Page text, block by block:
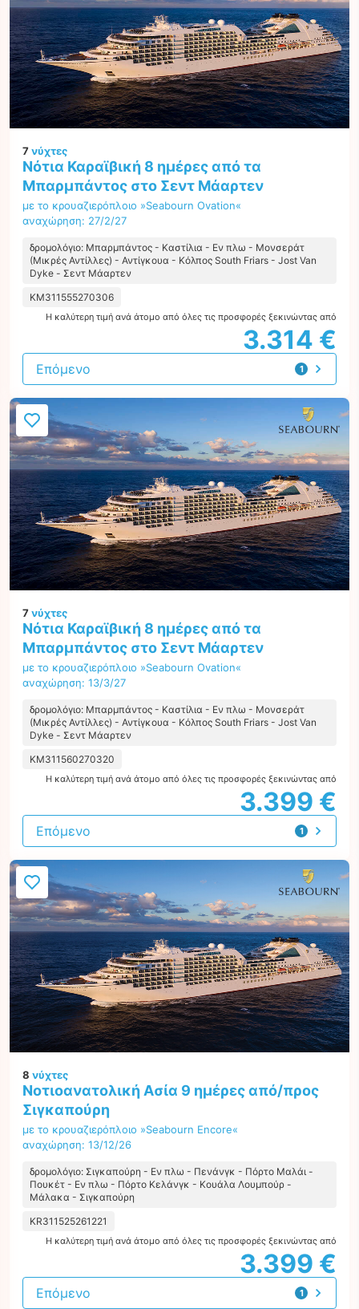
7νύχτες
Νότια Καραϊβική 8 ημέρες από τα
Μπαρμπάντος στο Σεντ Μάαρτεν
με το κρουαζιερόπλοιο »Seabourn Ovation«
αναχώρηση: 27/2/27
δρομολόγιο: Μπαρμπάντος - Καστίλια - Εν πλω - Μονσεράτ
(Μικρές Αντίλλες) - Αντίγκουα - Κόλπος South Friars - Jost Van
Dyke - Σεντ Μάαρτεν
KM311555270306
Η καλύτερη τιμή ανά άτομο από όλες τις προσφορές ξεκινώντας από
3.314 €
1
προσφορά
Επόμενο
7νύχτες
Νότια Καραϊβική 8 ημέρες από τα
Μπαρμπάντος στο Σεντ Μάαρτεν
με το κρουαζιερόπλοιο »Seabourn Ovation«
αναχώρηση: 13/3/27
δρομολόγιο: Μπαρμπάντος - Καστίλια - Εν πλω - Μονσεράτ
(Μικρές Αντίλλες) - Αντίγκουα - Κόλπος South Friars - Jost Van
Dyke - Σεντ Μάαρτεν
KM311560270320
Η καλύτερη τιμή ανά άτομο από όλες τις προσφορές ξεκινώντας από
3.399 €
1
προσφορά
Επόμενο
8 νύχτες
Νοτιοανατολική Ασία 9 ημέρες από/προς
Σιγκαπούρη
με το κρουαζιερόπλοιο »Seabourn Encore«
αναχώρηση: 13/12/26
δρομολόγιο: Σιγκαπούρη - Εν πλω - Πενάνγκ - Πόρτο Μαλάι -
Πουκέτ - Εν πλω - Πόρτο Κελάνγκ - Κουάλα Λουμπούρ -
Μάλακα - Σιγκαπούρη
KR311525261221
Η καλύτερη τιμή ανά άτομο από όλες τις προσφορές ξεκινώντας από
3.399 €
1
προσφορά
Επόμενο